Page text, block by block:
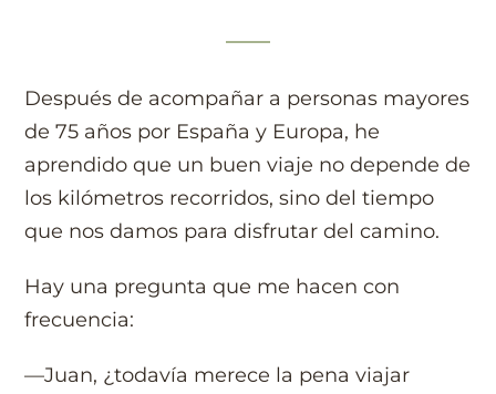
Después de acompañar a personas mayores
de 75 años por España y Europa, he
aprendido que un buen viaje no depende de
los kilómetros recorridos, sino del tiempo
que nos damos para disfrutar del camino.
Hay una pregunta que me hacen con
frecuencia:
—Juan, ¿todavía merece la pena viajar